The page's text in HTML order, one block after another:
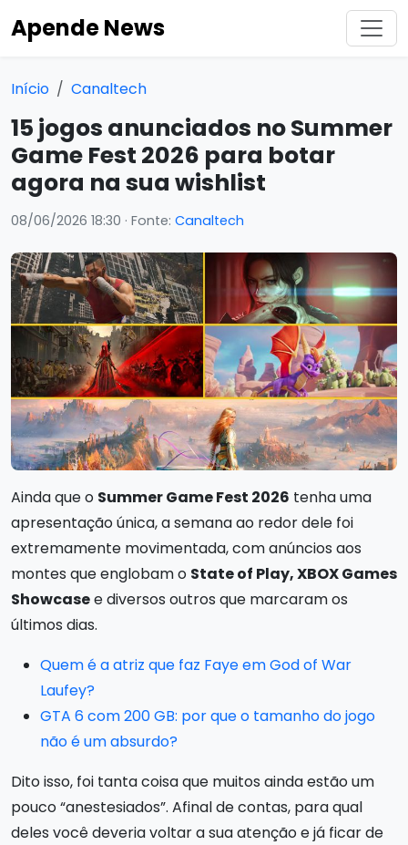
Apende News
Início Canaltech
15 jogos anunciados no Summer
Game Fest 2026 para botar
agora na sua wishlist
08/06/2026 18:30 · Fonte: Canaltech
Ainda que o Summer Game Fest 2026 tenha uma
apresentação única, a semana ao redor dele foi
extremamente movimentada, com anúncios aos
montes que englobam o State of Play, XBOX Games
Showcasee diversos outros que marcaram os
últimos dias.
Quem é a atriz que faz Faye em God of War
Laufey?
GTA 6 com 200 GB: por que o tamanho do jogo
não é um absurdo?
Dito isso, foi tanta coisa que muitos ainda estão um
pouco “anestesiados”. Afinal de contas, para qual
deles você deveria voltar a sua atenção e já ficar de